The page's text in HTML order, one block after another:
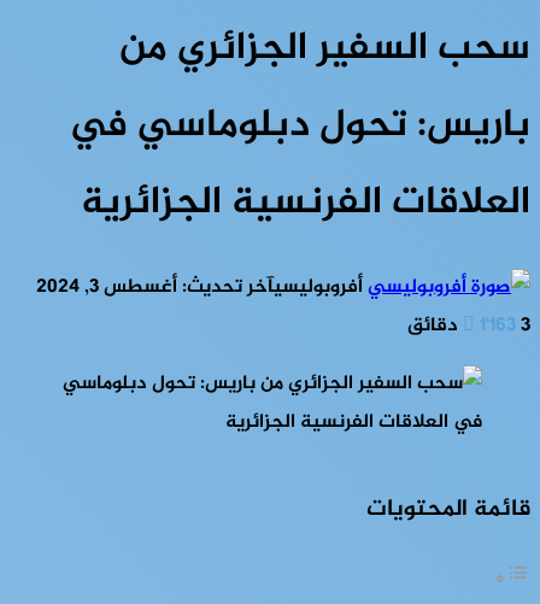
سحب السفير الجزائري من
باريس: تحول دبلوماسي في
العلاقات الفرنسية الجزائرية
أفروبوليسيآخر تحديث: أغسطس 3, 2024
1٬1633 دقائق
قائمة المحتويات